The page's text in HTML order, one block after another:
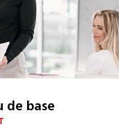
de base